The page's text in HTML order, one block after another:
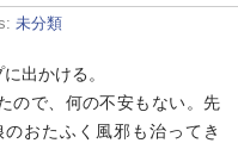
未分類
出かける。
ので、何の不安もない。先
おたふく風邪も治ってき